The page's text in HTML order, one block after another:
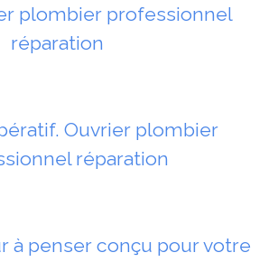
plombier professionnel
réparation
Ouvrier plombier
réparation
à penser conçu pour votre